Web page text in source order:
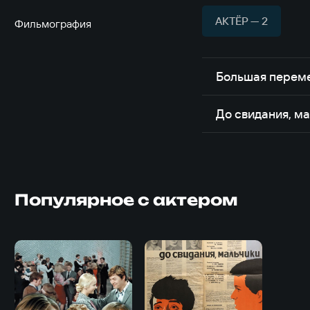
Фильмография АКТЁР — 2
Большая
До свидания,
Популярное с актером